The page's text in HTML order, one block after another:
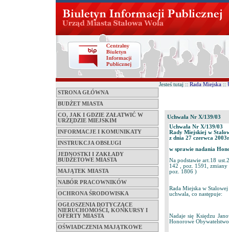
STRONA GŁÓWNA
BUDŻET MIASTA
CO, JAK I GDZIE ZAŁATWIĆ W
URZĘDZIE MIEJSKIM
INFORMACJE I KOMUNIKATY
INSTRUKCJA OBSŁUGI
JEDNOSTKI I ZAKŁADY
BUDŻETOWE MIASTA
MAJĄTEK MIASTA
NABÓR PRACOWNIKÓW
OCHRONA ŚRODOWISKA
OGŁOSZENIA DOTYCZĄCE
NIERUCHOMOŚCI, KONKURSY I
OFERTY MIASTA
OŚWIADCZENIA MAJĄTKOWE
Jesteś tutaj :: Rada Miejska ::
Uchwała Nr X/139/03
Uchwała Nr X/139/03
Rady Miejskiej w
z dnia 27 czerwca
w sprawie nadania
Na podstawie art.18
142 , poz. 1591,
poz. 1806 )
Rada Miejska w
uchwala, co następuje:
Nadaje się Księdzu
Honorowe